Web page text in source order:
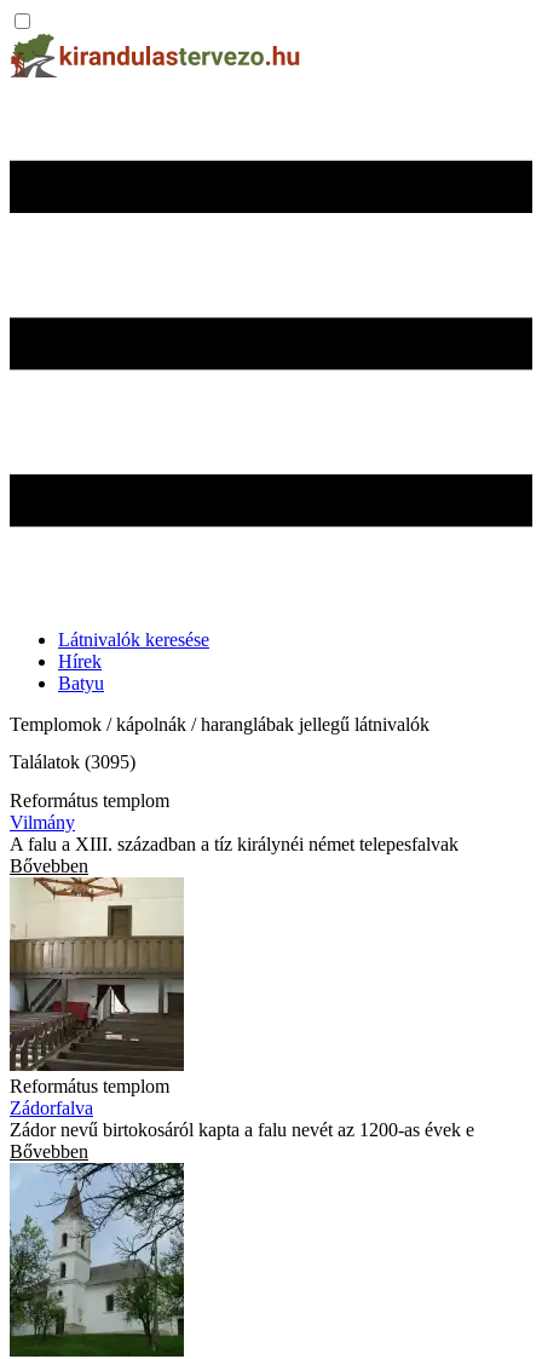
Látnivalók keresése
Hírek
Batyu
Templomok / kápolnák / haranglábak jellegű látnivalók
Találatok (3095)
Református templom
Vilmány
A falu a XIII. században a tíz királynéi német telepesfalvak
Bővebben
Református templom
Zádorfalva
Zádor nevű birtokosáról kapta a falu nevét az 1200-as évek e
Bővebben